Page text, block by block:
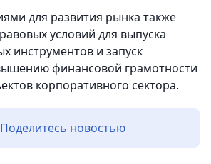
для развития рынка также
условий для выпуска
инструментов и запуск
финансовой грамотности
корпоративного сектора.
Поделитесь новостью